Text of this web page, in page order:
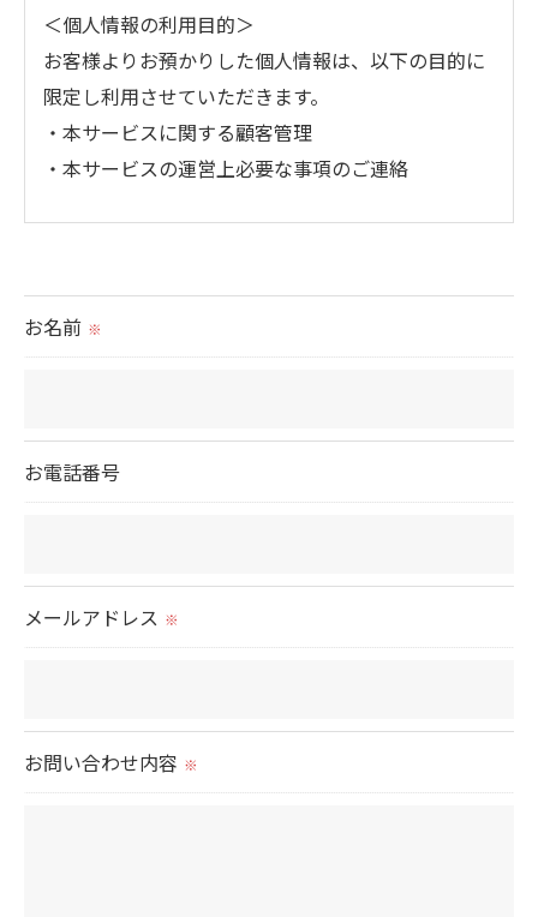
＜個人情報の利用目的＞
お客様よりお預かりした個人情報は、以下の目的に
限定し利用させていただきます。
・本サービスに関する顧客管理
・本サービスの運営上必要な事項のご連絡
られた場合を除き、
当社では、利用目的の達成に必要な範囲において、
お名前 ※
お電話番号
メールアドレス ※
お問い合わせ内容 ※